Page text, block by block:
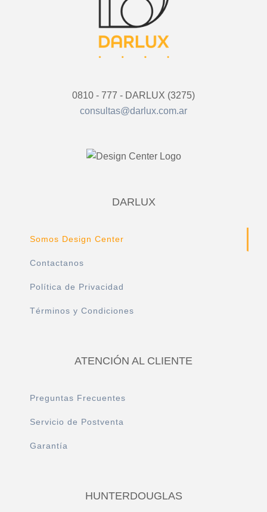
0810 - 777 - DARLUX (3275)
consultas@darlux.com.ar
DARLUX
Somos Design Center
Contactanos
Política de Privacidad
Términos y Condiciones
ATENCIÓN AL CLIENTE
Preguntas Frecuentes
Servicio de Postventa
Garantía
HUNTERDOUGLAS